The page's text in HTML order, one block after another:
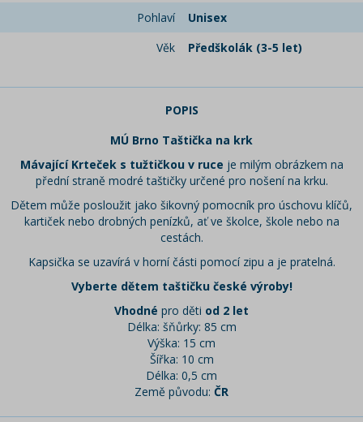
Pohlaví
Unisex
Věk
Předškolák (3-5 let)
POPIS
MÚ Brno Taštička na krk
Mávající Krteček s tužtičkou v ruce je milým obrázkem na
přední straně modré taštičky určené pro nošení na krku.
Dětem může posloužit jako šikovný pomocník pro úschovu klíčů,
kartiček nebo drobných penízků, ať ve školce, škole nebo na
cestách.
Kapsička se uzavírá v horní části pomocí zipu a je pratelná.
Vyberte dětem taštičku české výroby!
Vhodné pro děti od 2 let
Délka: šňůrky: 85 cm
Výška: 15 cm
Šířka: 10 cm
Délka: 0,5 cm
Země původu: ČR